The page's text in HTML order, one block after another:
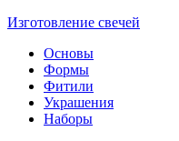
Изготовление свечей
Основы
Формы
Фитили
Украшения
Наборы